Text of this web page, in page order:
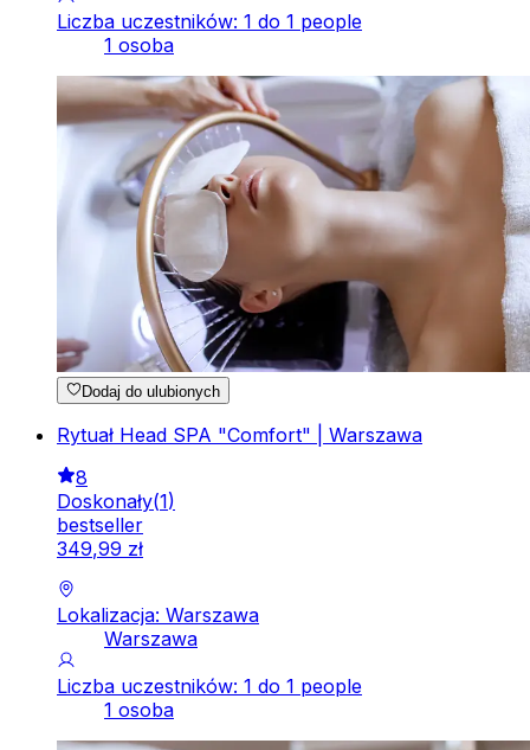
Liczba uczestników: 1 do 1 people
1 osoba
Dodaj do ulubionych
Rytuał Head SPA "Comfort" | Warszawa
8
Doskonały(1)
bestseller
349,99 zł
Lokalizacja: Warszawa
Warszawa
Liczba uczestników: 1 do 1 people
1 osoba